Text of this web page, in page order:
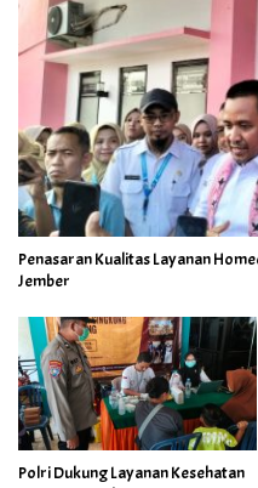
Penasaran Kualitas Layanan
Jember
Polri Dukung Layanan Kesehatan